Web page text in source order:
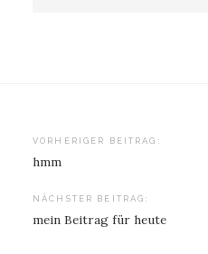
Beitragsnavigation
VORHERIGER BEITRAG:
hmm
NÄCHSTER BEITRAG:
mein Beitrag für heute